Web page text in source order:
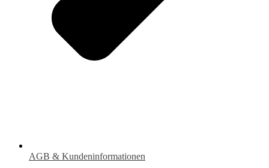
AGB & Kundeninformationen